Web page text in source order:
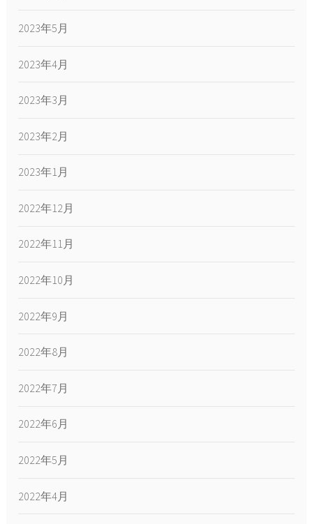
2023年5月
2023年4月
2023年3月
2023年2月
2023年1月
2022年12月
2022年11月
2022年10月
2022年9月
2022年8月
2022年7月
2022年6月
2022年5月
2022年4月